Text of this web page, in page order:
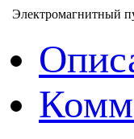
Электромагнитный